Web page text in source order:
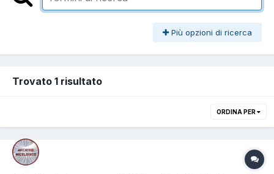
Più opzioni di ricerca
Trovato 1 risultato
ORDINA PER